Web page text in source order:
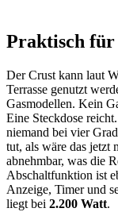
Praktisch für
Der Crust kann laut
Terrasse genutzt
Gasmodellen. Kein
Eine Steckdose
niemand bei vier
tut, als wäre das jetzt
abnehmbar, was die
Abschaltfunktion ist
Anzeige, Timer und
liegt bei 2.200 Watt.